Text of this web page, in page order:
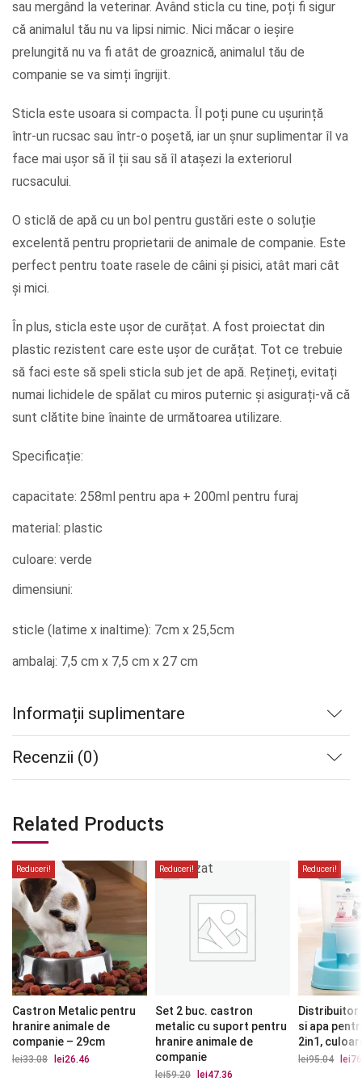
sau mergând la veterinar. Având sticla cu tine, poți fi sigur
că animalul tău nu va lipsi nimic. Nici măcar o ieșire
prelungită nu va fi atât de groaznică, animalul tău de
companie se va simți îngrijit.
Sticla este usoara si compacta. Îl poți pune cu ușurință
într-un rucsac sau într-o poșetă, iar un șnur suplimentar îl va
face mai ușor să îl ții sau să îl atașezi la exteriorul
rucsacului.
O sticlă de apă cu un bol pentru gustări este o soluție
excelentă pentru proprietarii de animale de companie. Este
perfect pentru toate rasele de câini și pisici, atât mari cât
și mici.
În plus, sticla este ușor de curățat. A fost proiectat din
plastic rezistent care este ușor de curățat. Tot ce trebuie
să faci este să speli sticla sub jet de apă. Rețineți, evitați
numai lichidele de spălat cu miros puternic și asigurați-vă că
sunt clătite bine înainte de următoarea utilizare.
Specificație:
capacitate: 258ml pentru apa + 200ml pentru furaj
material: plastic
culoare: verde
dimensiuni:
sticle (latime x inaltime): 7cm x 25,5cm
ambalaj: 7,5 cm x 7,5 cm x 27 cm
Informații suplimentare
Recenzii (0)
Related Products
Reduceri!
Castron Metalic pentru
hranire animale de
companie – 29cm
lei33.08
Prețul
lei26.46
Reduceri!
epuizat
Set 2 buc. castron
metalic cu suport pentru
hranire animale de
companie
lei59.20
Prețul
lei47.36
Reduceri!
Distribuitor
si apa
2in1,
lei95.04 lei